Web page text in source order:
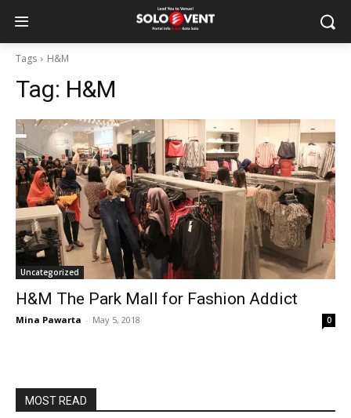
Tags H&M
Tag: H&M
Uncategorized
H&M The Park Mall for Fashion Addict
Mina Pawarta - May 5, 2018 0
MOST READ